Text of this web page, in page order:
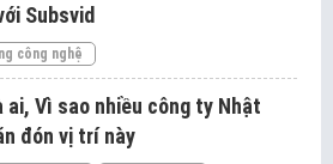
Subsvid
công nghệ
ai, Vì sao nhiều công ty Nhật
đón vị trí này